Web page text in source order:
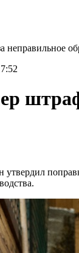
неправильное